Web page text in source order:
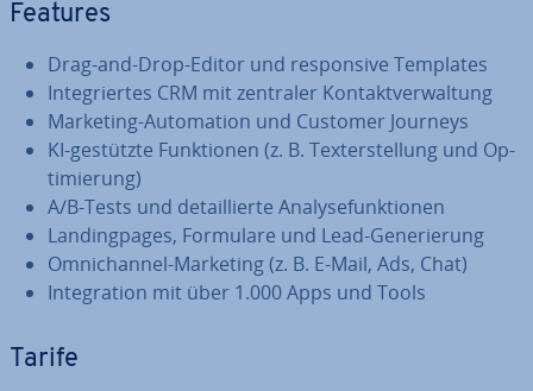
Features
Drag-and-Drop-Editor und re­spon­si­ve Templates
In­te­grier­tes CRM mit zentraler Kon­takt­ver­wal­tung
Marketing-Au­to­ma­ti­on und Customer Journeys
KI-gestützte Funk­tio­nen (z. B. Tex­terstel­lung und Op­
ti­mie­rung)
A/B-Tests und de­tail­lier­te Ana­ly­se­funk­tio­nen
Landing­pa­ges, Formulare und Lead-Ge­ne­rie­rung
Om­nich­an­nel-Marketing (z. B. E-Mail, Ads, Chat)
In­te­gra­ti­on mit über 1.000 Apps und Tools
Tarife